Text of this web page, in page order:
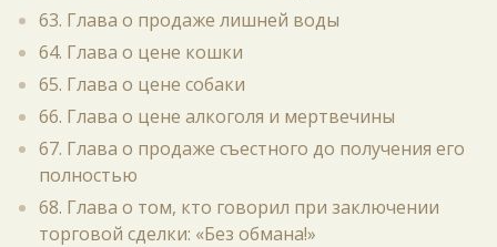
63. Глава о продаже лишней воды
64. Глава о цене кошки
65. Глава о цене собаки
66. Глава о цене алкоголя и мертвечины
67. Глава о продаже съестного до получения его
полностью
68. Глава о том, кто говорил при заключении
торговой сделки: «Без обмана!»